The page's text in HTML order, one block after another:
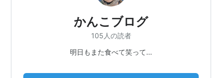
かんこブログ
105人の読者
明日もまた食べて笑って…